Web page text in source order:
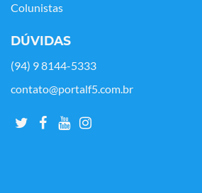
Colunistas
DÚVIDAS
(94) 9 8144-5333
contato@portalf5.com.br